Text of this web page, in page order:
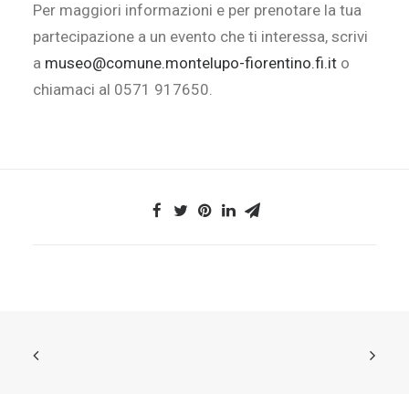
Per maggiori informazioni e per prenotare la tua
partecipazione a un evento che ti interessa, scrivi
a museo@comune.montelupo-fiorentino.fi.it o
chiamaci al 0571 917650.